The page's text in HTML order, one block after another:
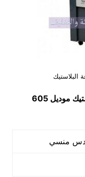
البلاستيك
موديل 605